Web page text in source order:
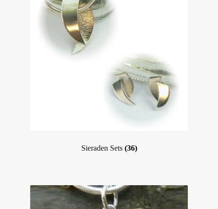
Sieraden Sets (36)